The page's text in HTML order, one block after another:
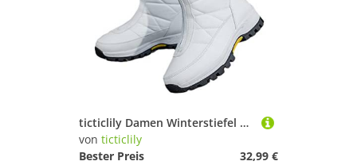
ticticlily Damen Winterstiefel Winterschuhe Warm Gefüttert Winter Boots Schneestiefel rutschfeste Wanderschuhe A Weiß 39 EU
von ticticlily
Bester Preis
32,99 €